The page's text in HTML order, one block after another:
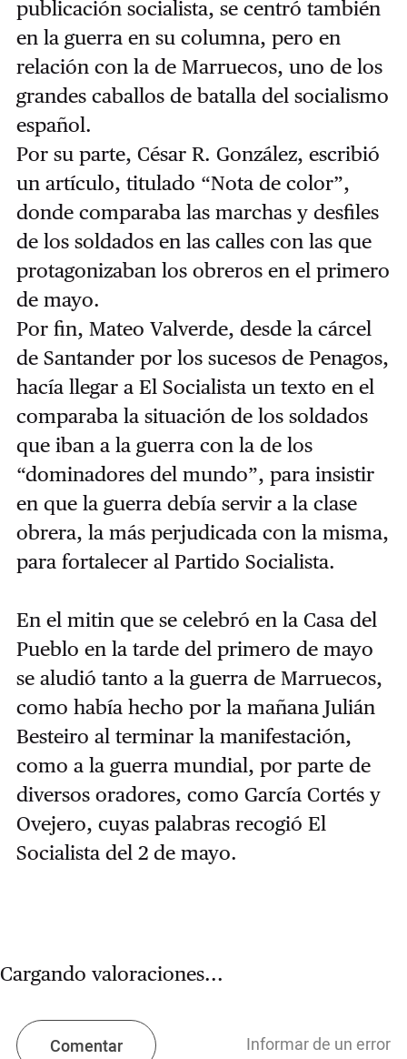
publicación socialista, se centró también
en la guerra en su columna, pero en
relación con la de Marruecos, uno de los
grandes caballos de batalla del socialismo
español.
Por su parte, César R. González, escribió
un artículo, titulado “Nota de color”,
donde comparaba las marchas y desfiles
de los soldados en las calles con las que
protagonizaban los obreros en el primero
de mayo.
Por fin, Mateo Valverde, desde la cárcel
de Santander por los sucesos de Penagos,
hacía llegar a El Socialista un texto en el
comparaba la situación de los soldados
que iban a la guerra con la de los
“dominadores del mundo”, para insistir
en que la guerra debía servir a la clase
obrera, la más perjudicada con la misma,
para fortalecer al Partido Socialista.
En el mitin que se celebró en la Casa del
Pueblo en la tarde del primero de mayo
se aludió tanto a la guerra de Marruecos,
como había hecho por la mañana Julián
Besteiro al terminar la manifestación,
como a la guerra mundial, por parte de
diversos oradores, como García Cortés y
Ovejero, cuyas palabras recogió El
Socialista del 2 de mayo.
Cargando valoraciones...
Comentar Informar de un error